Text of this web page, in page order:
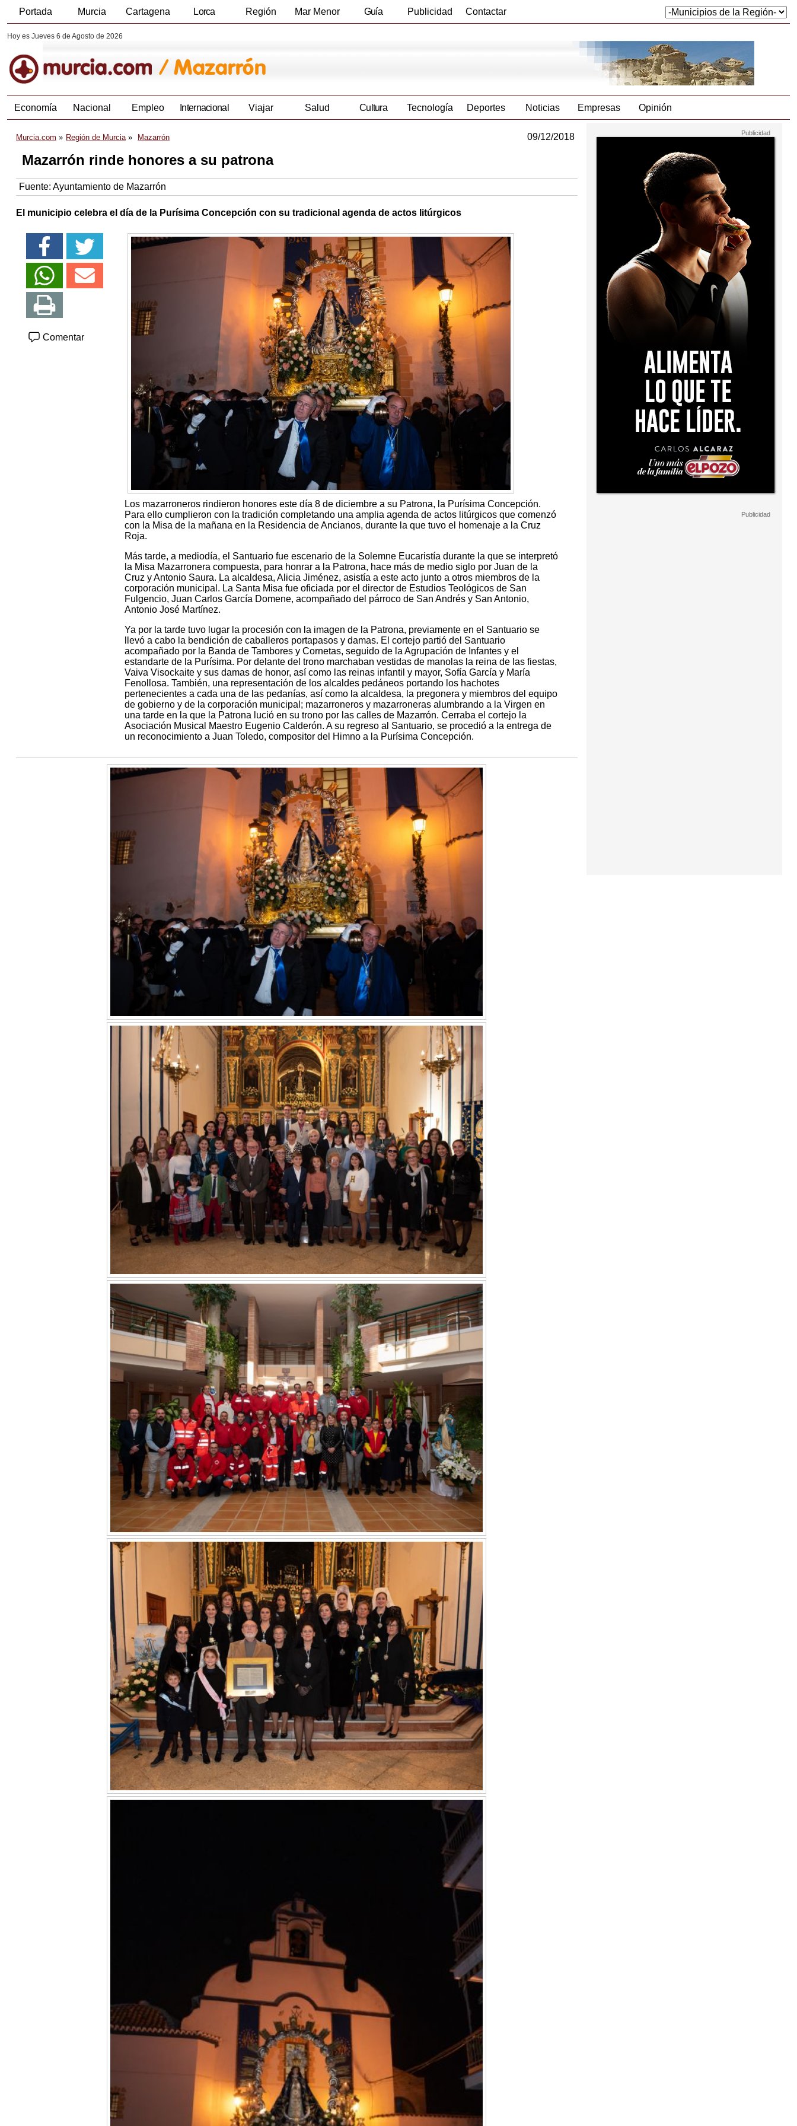
Portada Murcia Cartagena Lorca Región Mar Menor Guía Publicidad Contactar
Hoy es Jueves 6 de Agosto de 2026
Economía Nacional Empleo Internacional Viajar Salud Cultura Tecnología Deportes Noticias Empresas Opinión
Murcia.com Región de Murcia Mazarrón 09/12/2018
Mazarrón rinde honores a su patrona
Fuente: Ayuntamiento de Mazarrón
El municipio celebra el día de la Purísima Concepción con su tradicional agenda de actos litúrgicos
Comentar
Los mazarroneros rindieron honores este día 8 de diciembre a su Patrona, la Purísima Concepción.
Para ello cumplieron con la tradición completando una amplia agenda de actos litúrgicos que comenzó
con la Misa de la mañana en la Residencia de Ancianos, durante la que tuvo el homenaje a la Cruz
Roja.
Más tarde, a mediodía, el Santuario fue escenario de la Solemne Eucaristía durante la que se interpretó
la Misa Mazarronera compuesta, para honrar a la Patrona, hace más de medio siglo por Juan de la
Cruz y Antonio Saura. La alcaldesa, Alicia Jiménez, asistía a este acto junto a otros miembros de la
corporación municipal. La Santa Misa fue oficiada por el director de Estudios Teológicos de San
Fulgencio, Juan Carlos García Domene, acompañado del párroco de San Andrés y San Antonio,
Antonio José Martínez.
Ya por la tarde tuvo lugar la procesión con la imagen de la Patrona, previamente en el Santuario se
llevó a cabo la bendición de caballeros portapasos y damas. El cortejo partió del Santuario
acompañado por la Banda de Tambores y Cornetas, seguido de la Agrupación de Infantes y el
estandarte de la Purísima. Por delante del trono marchaban vestidas de manolas la reina de las fiestas,
Vaiva Visockaite y sus damas de honor, así como las reinas infantil y mayor, Sofía García y María
Fenollosa. También, una representación de los alcaldes pedáneos portando los hachotes
pertenecientes a cada una de las pedanías, así como la alcaldesa, la pregonera y miembros del equipo
de gobierno y de la corporación municipal; mazarroneros y mazarroneras alumbrando a la Virgen en
una tarde en la que la Patrona lució en su trono por las calles de Mazarrón. Cerraba el cortejo la
Asociación Musical Maestro Eugenio Calderón. A su regreso al Santuario, se procedió a la entrega de
un reconocimiento a Juan Toledo, compositor del Himno a la Purísima Concepción.